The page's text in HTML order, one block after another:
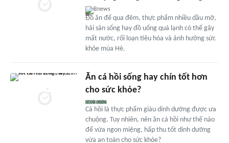
Bnews
Đồ ăn để qua đêm, thực phẩm nhiều dầu mỡ,
hải sản sống hay đồ uống quá lạnh có thể gây
mất nước, rối loạn tiêu hóa và ảnh hưởng sức
khỏe mùa Hè.
Ăn cá hồi sống hay chín tốt hơn
cho sức khỏe?
Cá hồi là thực phẩm giàu dinh dưỡng được ưa
chuộng. Tuy nhiên, nên ăn cá hồi như thế nào
để vừa ngon miệng, hấp thu tốt dinh dưỡng
vừa an toàn cho sức khỏe?